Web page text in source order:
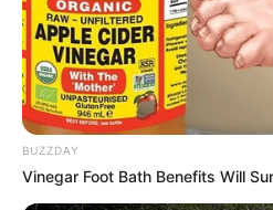
Nós nos apaixonamos por
criativa e temos certeza
adorá-la. Que tal
do seu aniversário de 15
sabonetes artesanaise
BUZZDAY
Vinegar Foot Bath Benefits Will